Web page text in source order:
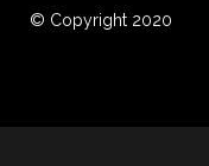
© Copyright 2020